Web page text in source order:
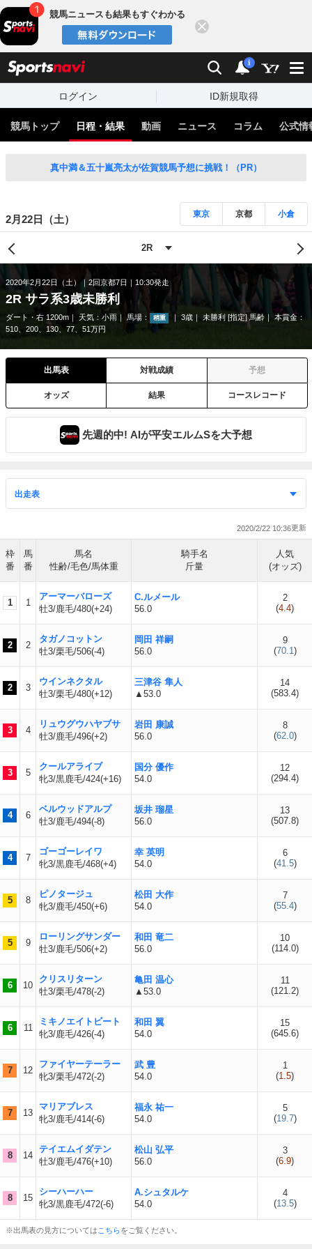
競馬ニュースも結果もすぐわかる
検索 通知
i
ログイン ID新規取得
競馬トップ 日程・結果 動画 ニュース コラム 公式情
真中満＆五十嵐亮太が佐賀競馬予想に挑戦！（PR）
2月22日（土） 東京 京都 小倉
2020年2月22日（土） 2回京都7日 10:30発走
2R サラ系3歳未勝利
ダート・右 1200m 天気： 小雨 馬場： 稍重 3歳 未勝利 [指定] 馬齢
本賞金：
510、200、130、77、51万円
出馬表 対戦成績 予想
オッズ 結果 コースレコード
先週的中! AIが平安エルムSを大予想
2020/2/22 10:36
枠
番
馬
番
馬名
性齢/毛色/馬体重
騎手名
斤量
人気
(オッズ)
1 1
アーマーバローズ
牡3/鹿毛/480(+24)
C.ルメール
56.0
2
(4.4)
2 2
タガノコットン
牡3/栗毛/506(-4)
岡田 祥嗣
56.0
9
(70.1)
2 3
ウインネクタル
牡3/栗毛/480(+12)
三津谷 隼人
▲53.0
14
(583.4)
3 4
リュウグウハヤブサ
牡3/鹿毛/496(+2)
岩田 康誠
56.0
8
(62.0)
3 5
クールアライブ
牝3/黒鹿毛/424(+16)
国分 優作
54.0
12
(294.4)
4 6
ベルウッドアルプ
牡3/鹿毛/494(-8)
坂井 瑠星
56.0
13
(507.8)
4 7
ゴーゴーレイワ
牝3/黒鹿毛/468(+4)
幸 英明
54.0
6
(41.5)
5 8
ピノタージュ
牝3/鹿毛/450(+6)
松田 大作
54.0
7
(55.4)
5 9
ローリングサンダー
牡3/鹿毛/506(+2)
和田 竜二
56.0
10
(114.0)
6 10
クリスリターン
牡3/栗毛/478(-2)
亀田 温心
▲53.0
11
(121.2)
6 11
ミキノエイトビート
牝3/鹿毛/426(-4)
和田 翼
54.0
15
(645.6)
7 12
ファイヤーテーラー
牝3/栗毛/472(-2)
武 豊
54.0
1
(1.5)
7 13
マリアブレス
牝3/鹿毛/414(-6)
福永 祐一
54.0
5
(19.7)
8 14
テイエムイダテン
牡3/鹿毛/476(+10)
松山 弘平
56.0
3
(6.9)
8 15
シーハーハー
牝3/黒鹿毛/472(-6)
A.シュタルケ
54.0
4
(13.5)
※出馬表の見方については こちらをご覧ください。